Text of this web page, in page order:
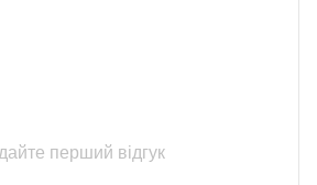
перший відгук